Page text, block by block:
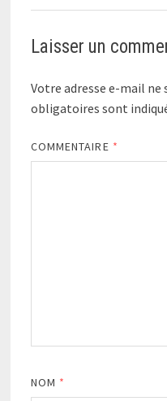
Laisser un
Votre adresse e-mail ne
obligatoires sont
COMMENTAIRE *
NOM *